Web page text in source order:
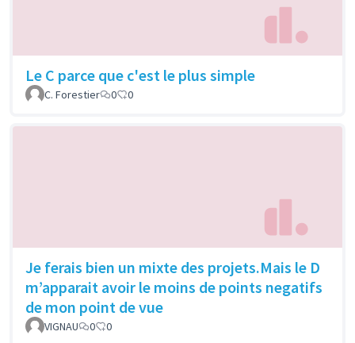
Le C parce que c'est le plus simple
C. Forestier 0 0
Je ferais bien un mixte des projets.Mais le D
m’apparait avoir le moins de points negatifs
de mon point de vue
VIGNAU 0 0